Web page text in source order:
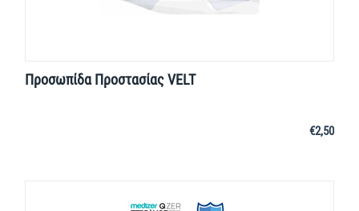
Προσωπίδα Προστασίας VELT
€2,50